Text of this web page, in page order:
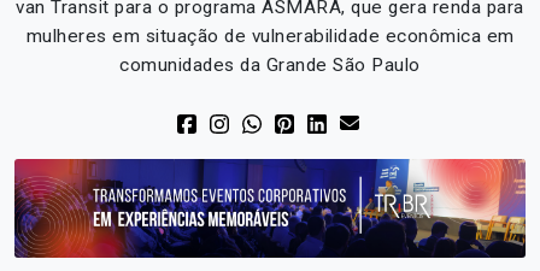
van Transit para o programa ASMARA, que gera renda para
mulheres em situação de vulnerabilidade econômica em
comunidades da Grande São Paulo